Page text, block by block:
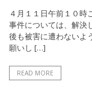
４月１１日午前１０時
事件については、解決
後も被害に遭わないよ
願いし […]
READ MORE